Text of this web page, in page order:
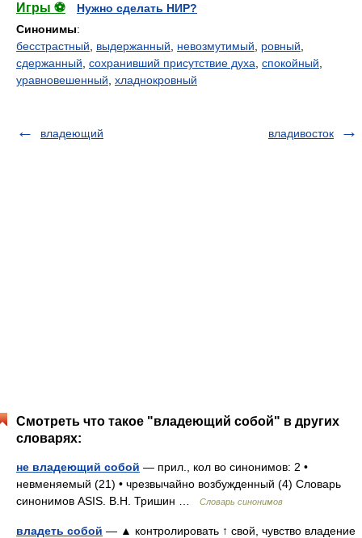
Игры ⚽
Нужно сделать НИР?
Синонимы:
бесстрастный
выдержанный невозмутимый ровный
сдержанный сохранивший присутствие духа спокойный
уравновешенный хладнокровный
владеющий владивосток
Смотреть что такое "владеющий собой" в других
словарях:
не владеющий собой — прил., кол во синонимов: 2 •
невменяемый (21) • чрезвычайно возбужденный (4) Словарь
синонимов ASIS. В.Н. Тришин …
Словарь синонимов
владеть собой — ▲ контролировать ↑ свой, чувство владение